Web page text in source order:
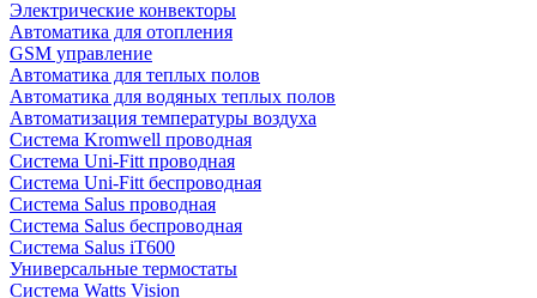
Электрические конвекторы
Автоматика для отопления
GSM управление
Автоматика для теплых полов
Автоматика для водяных теплых полов
Автоматизация температуры воздуха
Система Kromwell проводная
Система Uni-Fitt проводная
Система Uni-Fitt беспроводная
Система Salus проводная
Система Salus беспроводная
Система Salus iT600
Универсальные термостаты
Система Watts Vision